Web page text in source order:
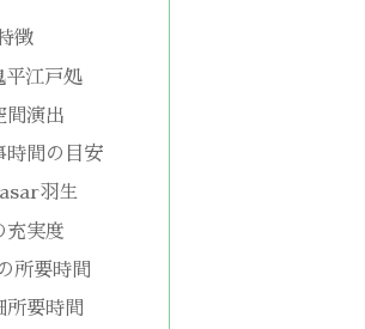
徴
平江戸処
間演出
時間の目安
羽生
充実度
所要時間
所要時間